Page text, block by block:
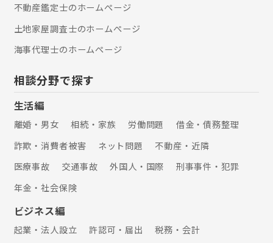
不動産鑑定士のホームぺージ
土地家屋調査士のホームぺージ
海事代理士のホームぺージ
相談分野で探す
生活編
離婚・男女 相続・家族 労働問題
借金・債務整理
詐欺・消費者被害
ネット問題
不動産・近隣
医療事故
交通事故 外国人・国際
刑事事件・犯罪
年金・社会保険
ビジネス編
起業・法人設立 許認可・届出
税務・会計